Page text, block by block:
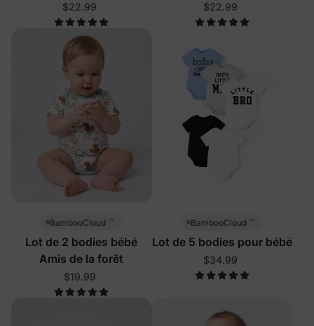
$22.99 $22.99
BambooCloud ™
Lot de 2 bodies bébé
Amis de la forêt
$19.99
BambooCloud ™
Lot de 5 bodies pour bébé
$34.99